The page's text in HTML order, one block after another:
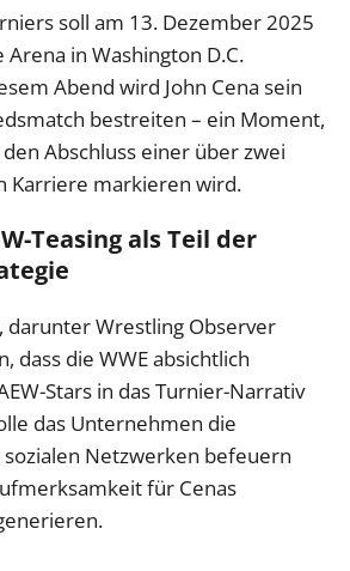
soll am 13. Dezember 2025
Arena in Washington D.C.
Abend wird John Cena sein
bestreiten – ein Moment,
Abschluss einer über zwei
Karriere markieren wird.
Teasing als Teil der
darunter Wrestling Observer
dass die WWE absichtlich
Stars in das Turnier-Narrativ
das Unternehmen die
sozialen Netzwerken befeuern
für Cenas